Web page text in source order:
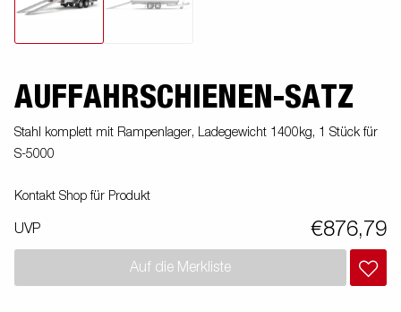
AUFFAHRSCHIENEN-SATZ
Stahl komplett mit Rampenlager, Ladegewicht 1400kg, 1 Stück für
S-5000
Kontakt Shop für Produkt
UVP €876,79
Auf die Merkliste